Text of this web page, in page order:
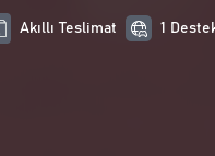
Akıllı Teslimat 1